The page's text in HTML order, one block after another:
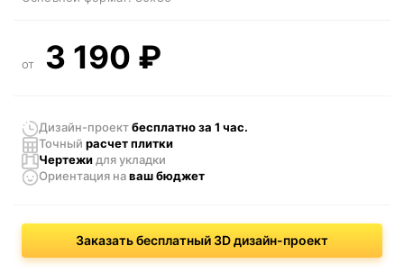
от 3 190 ₽
Дизайн-проектбесплатно за 1 час.
Точный расчет плитки
Чертежи для укладки
Ориентация наваш бюджет
Заказать бесплатный 3D дизайн-проект